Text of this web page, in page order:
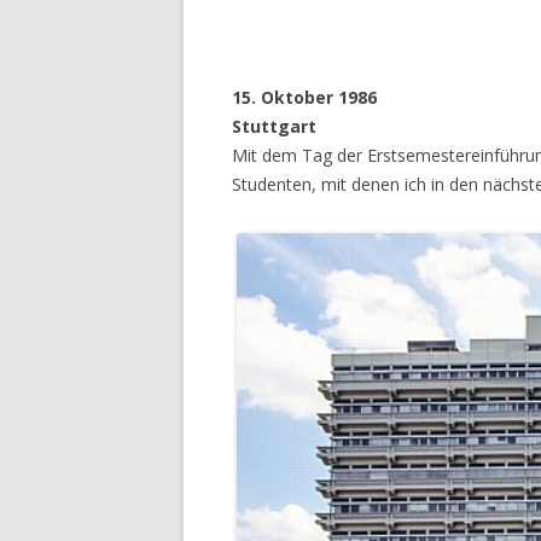
15. Oktober 1986
Stuttgart
Mit dem Tag der
Studenten, mit denen ich in den